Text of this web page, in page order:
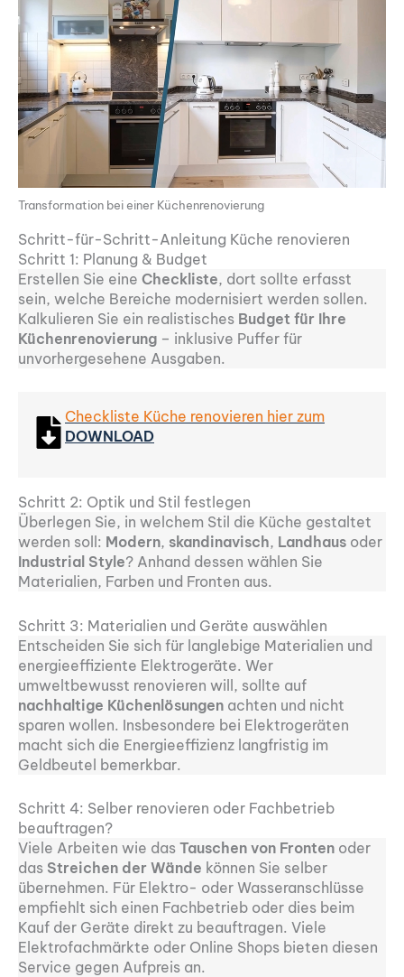
Transformation bei einer Küchenrenovierung
Schritt-für-Schritt-Anleitung Küche renovieren
Schritt 1: Planung & Budget
Erstellen Sie eine Checkliste, dort sollte erfasst
sein, welche Bereiche modernisiert werden sollen.
Kalkulieren Sie ein realistisches Budget für Ihre
Küchenrenovierung – inklusive Puffer für
unvorhergesehene Ausgaben.
Checkliste Küche renovieren hier zum
DOWNLOAD
Schritt 2: Optik und Stil festlegen
Überlegen Sie, in welchem Stil die Küche gestaltet
werden soll: Modern, skandinavisch, Landhaus oder
Industrial Style? Anhand dessen wählen Sie
Materialien, Farben und Fronten aus.
Schritt 3: Materialien und Geräte auswählen
Entscheiden Sie sich für langlebige Materialien und
energieeffiziente Elektrogeräte. Wer
umweltbewusst renovieren will, sollte auf
nachhaltige Küchenlösungen achten und nicht
sparen wollen. Insbesondere bei Elektrogeräten
macht sich die Energieeffizienz langfristig im
Geldbeutel bemerkbar.
Schritt 4: Selber renovieren oder Fachbetrieb
beauftragen?
Viele Arbeiten wie das Tauschen von Fronten oder
das Streichen der Wände können Sie selber
übernehmen. Für Elektro- oder Wasseranschlüsse
empfiehlt sich einen Fachbetrieb oder dies beim
Kauf der Geräte direkt zu beauftragen. Viele
Elektrofachmärkte oder Online Shops bieten diesen
Service gegen Aufpreis an.